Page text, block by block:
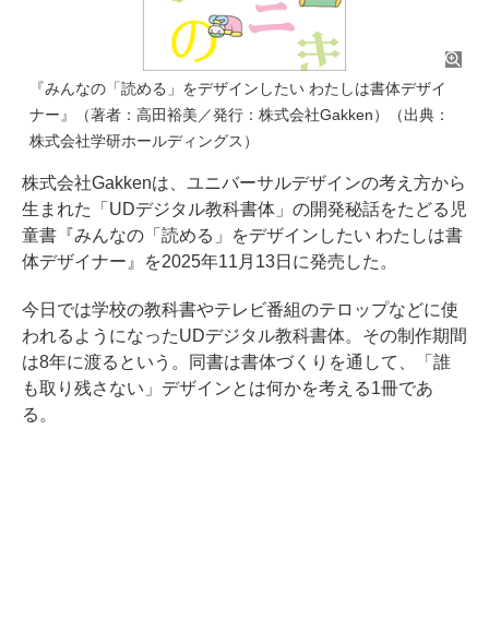
『みんなの「読める」をデザインしたい わたしは書体デザイ
ナー』（著者：高田裕美／発行：株式会社Gakken）（出典：
株式会社学研ホールディングス）
株式会社Gakkenは、ユニバーサルデザインの考え方から
生まれた「UDデジタル教科書体」の開発秘話をたどる児
童書『みんなの「読める」をデザインしたい わたしは書
体デザイナー』を2025年11月13日に発売した。
今日では学校の教科書やテレビ番組のテロップなどに使
われるようになったUDデジタル教科書体。その制作期間
は8年に渡るという。同書は書体づくりを通して、「誰
も取り残さない」デザインとは何かを考える1冊であ
る。